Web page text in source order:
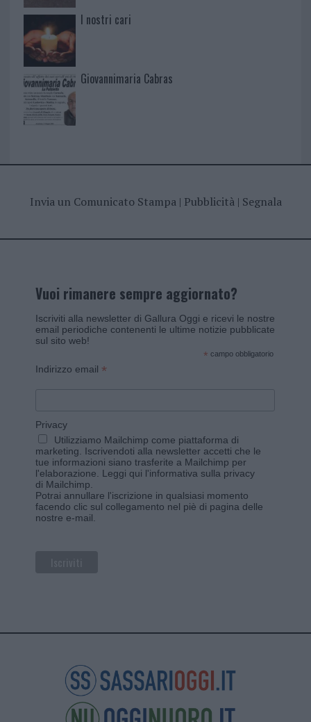
I nostri cari
Giovannimaria Cabras
Invia un Comunicato Stampa| Pubblicità| Segnala
Vuoi rimanere sempre aggiornato?
Iscriviti alla newsletter di Gallura Oggi e ricevi le nostre
email periodiche contenenti le ultime notizie pubblicate
sul sito web!
* campo obbligatorio
Indirizzo email *
Privacy
Utilizziamo Mailchimp come piattaforma di
marketing. Iscrivendoti alla newsletter accetti che le
tue informazioni siano trasferite a Mailchimp per
l'elaborazione. Leggi qui l'informativa sulla privacy
di Mailchimp
Potrai annullare l'iscrizione in qualsiasi momento
facendo clic sul collegamento nel piè di pagina delle
nostre e-mail.